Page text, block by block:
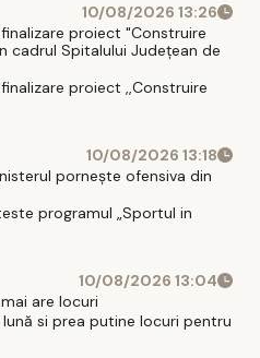
10/08/2026 13:26
proiect "Construire
cadrul Spitalului Județean de
proiect ,,Construire
10/08/2026 13:18
pornește ofensiva din
programul „Sportul in
10/08/2026 13:04
are locuri
si prea putine locuri pentru